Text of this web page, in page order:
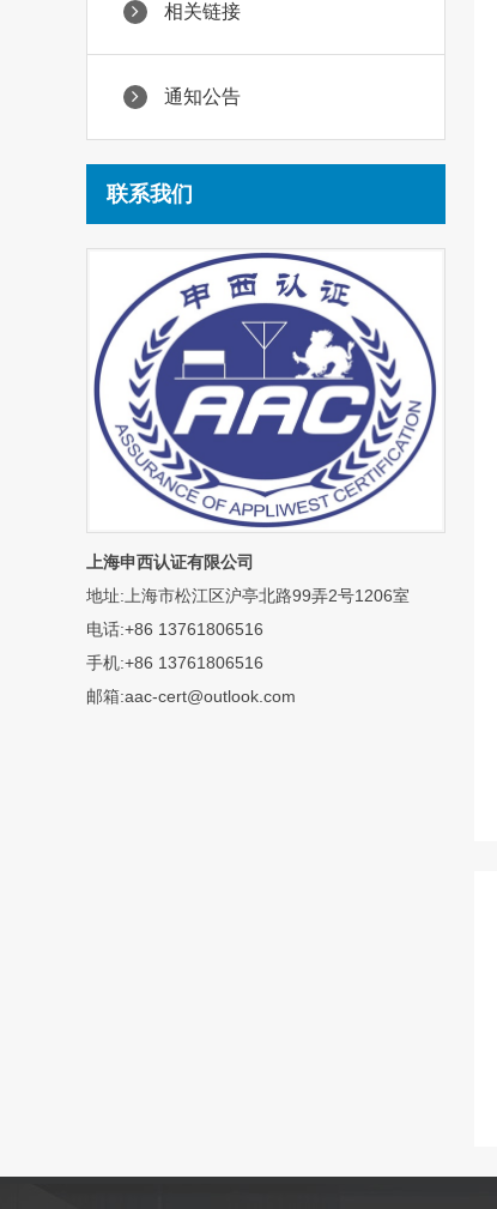
相关链接
通知公告
联系我们
上海申西认证有限公司
地址:上海市松江区沪亭北路99弄2号1206室
电话:+86 13761806516
手机:+86 13761806516
邮箱:aac-cert@outlook.com